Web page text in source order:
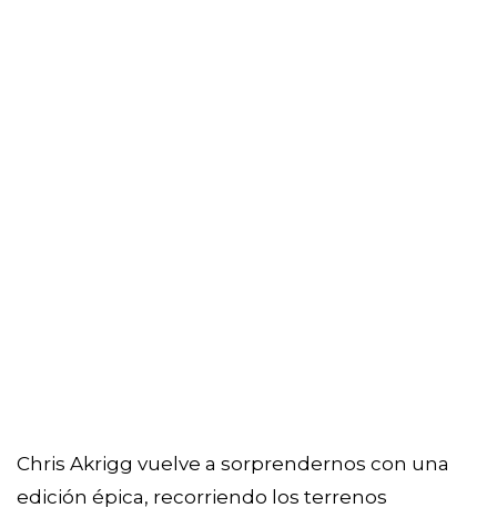
Chris Akrigg vuelve a sorprendernos con una
edición épica, recorriendo los terrenos